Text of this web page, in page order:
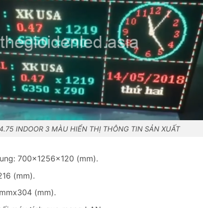
INDOOR 3 MÀU HIỂN THỊ THÔNG TIN SẢN XUẤT
700x1256x120 (mm).
(mm).
(mm).